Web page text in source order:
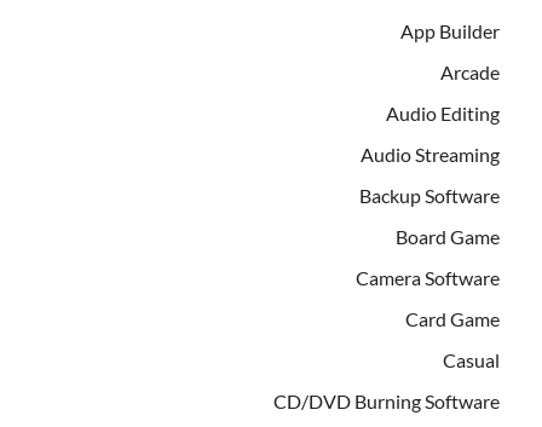
App Builder
Arcade
Audio Editing
Audio Streaming
Backup Software
Board Game
Camera Software
Card Game
Casual
CD/DVD Burning Software